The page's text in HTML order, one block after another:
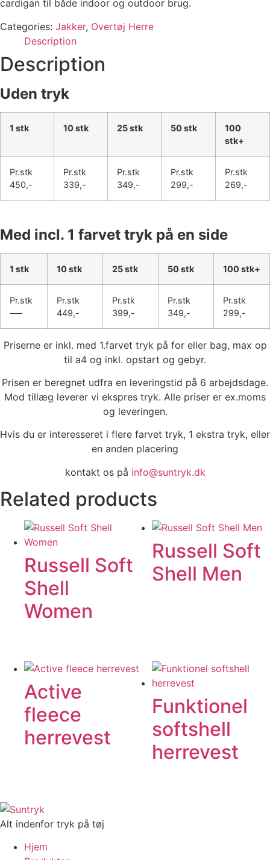
cardigan til både indoor og outdoor brug.
Categories: Jakker, Overtøj Herre
Description
Description
Uden tryk
1 stk 10 stk 25 stk 50 stk
100
stk+
Pr.stk
450,-
Pr.stk
339,-
Pr.stk
349,-
Pr.stk
299,-
Pr.stk
269,-
Med incl. 1 farvet tryk på en side
1 stk 10 stk 25 stk 50 stk 100 stk+
Pr.stk
—–
Pr.stk
449,-
Pr.stk
399,-
Pr.stk
349,-
Pr.stk
299,-
Priserne er inkl. med 1.farvet tryk på for eller bag, max op
til a4 og inkl. opstart og gebyr.
Prisen er beregnet udfra en leveringstid på 6 arbejdsdage.
Mod tillæg leverer vi ekspres tryk. Alle priser er ex.moms
og leveringen.
Hvis du er interesseret i flere farvet tryk, 1 ekstra tryk, eller
en anden placering
kontakt os på info@suntryk.dk
Related products
Russell Soft
Shell
Women
Russell Soft
Shell Men
Active
fleece
herrevest
Funktionel
softshell
herrevest
Alt indenfor tryk på tøj
Hjem